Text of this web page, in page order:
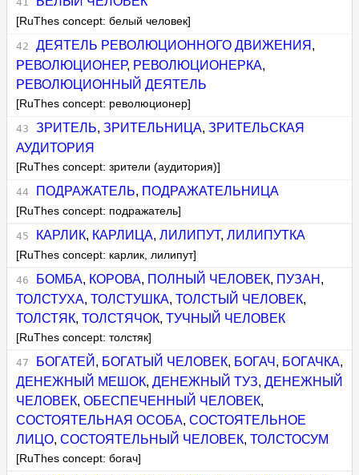
[RuThes concept: белый человек]
ДЕЯТЕЛЬ РЕВОЛЮЦИОННОГО ДВИЖЕНИЯ ,
РЕВОЛЮЦИОНЕР, РЕВОЛЮЦИОНЕРКА,
РЕВОЛЮЦИОННЫЙ ДЕЯТЕЛЬ
[RuThes concept: революционер]
ЗРИТЕЛЬ, ЗРИТЕЛЬНИЦА, ЗРИТЕЛЬСКАЯ
АУДИТОРИЯ
[RuThes concept: зрители (аудитория)]
ПОДРАЖАТЕЛЬ, ПОДРАЖАТЕЛЬНИЦА
[RuThes concept: подражатель]
КАРЛИК, КАРЛИЦА, ЛИЛИПУТ, ЛИЛИПУТКА
[RuThes concept: карлик, лилипут]
БОМБА, КОРОВА, ПОЛНЫЙ ЧЕЛОВЕК, ПУЗАН ,
ТОЛСТУХА,ТОЛСТУШКА,ТОЛСТЫЙ ЧЕЛОВЕК,
ТОЛСТЯК,ТОЛСТЯЧОК,ТУЧНЫЙ ЧЕЛОВЕК
[RuThes concept: толстяк]
БОГАТЕЙ , БОГАТЫЙ ЧЕЛОВЕК, БОГАЧ , БОГАЧКА,
ДЕНЕЖНЫЙ МЕШОК,ДЕНЕЖНЫЙ ТУЗ,ДЕНЕЖНЫЙ
ЧЕЛОВЕК,ОБЕСПЕЧЕННЫЙ ЧЕЛОВЕК,
СОСТОЯТЕЛЬНАЯ ОСОБА,СОСТОЯТЕЛЬНОЕ
ЛИЦО,СОСТОЯТЕЛЬНЫЙ ЧЕЛОВЕК,ТОЛСТОСУМ
[RuThes concept: богач]